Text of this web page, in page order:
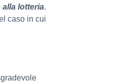
lotteria.
caso in cui